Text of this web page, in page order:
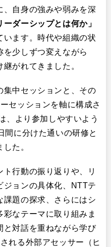
、自身の強みや弱みを深
ーダーシップとは何か」
います。時代や組織の状
少しずつ変えながら
がれてきました。
集中セッションと、その
セッションを軸に構成さ
、より参加しやすいよう
間に分けた通いの研修と
た。
行動の振り返りや、リ
ジョンの具体化、NTTテ
課題の探求、さらにはシ
なテーマに取り組みま
と対話を重ねながら学び
れる外部アセッサー（ヒ